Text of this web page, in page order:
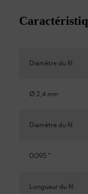
Diamètre du fil
Ø 2,4 mm
Diamètre du fil
0.095 "
Longueur du fil